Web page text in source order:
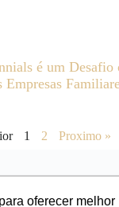
oferecer melhor
é um Desafio
Empresas
1 2 Proximo »